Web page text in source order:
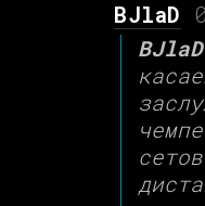
BJlaD
BJlaD